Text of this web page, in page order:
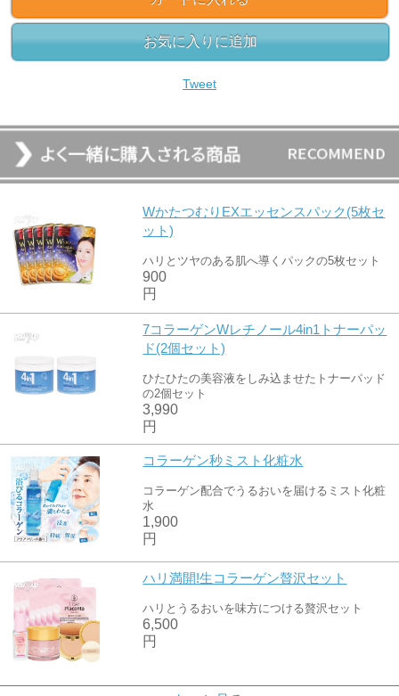
お気に入りに追加
Tweet
WかたつむりEXエッセンスパック(5枚セ
ット)
ハリとツヤのある肌へ導くパックの5枚セット
900
円
7コラーゲンWレチノール4in1トナーパッ
ド(2個セット)
ひたひたの美容液をしみ込ませたトナーパッド
の2個セット
3,990
円
コラーゲン秒ミスト化粧水
コラーゲン配合でうるおいを届けるミスト化粧
水
1,900
円
ハリ満開!生コラーゲン贅沢セット
ハリとうるおいを味方につける贅沢セット
6,500
円